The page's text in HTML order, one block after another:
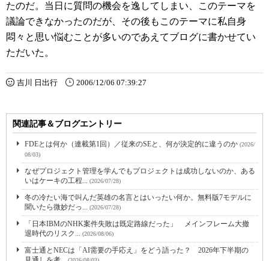
たのだ。当日に質問の機会を逸してしまい、このテーマを
議論できなかったのだが、その後もこのテーマに私自身
悶々と思い悩むことが多いのであえてブログに書かせてい
ただいた。
吉川 日出行 2006/12/06 07:39:27
関連記事＆ブログエントリー
FDEとは何か（連載第1回）／従来のSEと、何が決定的に違うのか (2026/
08/03)
なぜプロジェクト管理を学んでもプロジェクトは成功しないのか、ある
いはケーキの工程... (2026/07/28)
冬の冷たい海で叫んだ英雄の名言とはいったい何か。無料版7モデルに
聞いたら微妙だっ... (2026/07/28)
「日本IBMのNHK案件失敗は既定路線だった」 メインフレーム大撤
退時代のリスク... (2026/08/06)
富士通とNECは「AI需要の手応え」をどう語った？ 2026年下半期の